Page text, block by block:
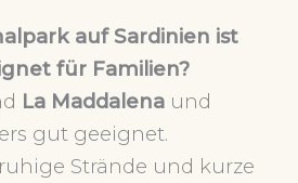
auf Sardinien ist
für Familien?
La Maddalena und
gut geeignet.
Strände und kurze